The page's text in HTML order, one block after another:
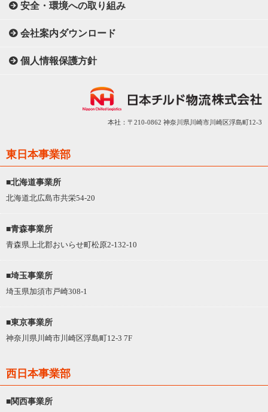
安全・環境への取り組み
会社案内ダウンロード
個人情報保護方針
本社：〒210-0862 神奈川県川崎市川崎区浮島町12-3
東日本事業部
■北海道事業所
北海道北広島市共栄54-20
■青森事業所
青森県上北郡おいらせ町松原2-132-10
■埼玉事業所
埼玉県加須市戸崎308-1
■東京事業所
神奈川県川崎市川崎区浮島町12-3 7F
西日本事業部
■関西事業所